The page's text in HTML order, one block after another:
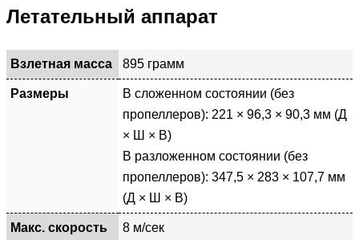
Летательный аппарат
Взлетная масса 895 грамм
Размеры
В сложенном состоянии (без
пропеллеров): 221 × 96,3 × 90,3 мм (Д
× Ш × В)
В разложенном состоянии (без
пропеллеров): 347,5 × 283 × 107,7 мм
(Д × Ш × В)
Макс. скорость
8 м/сек